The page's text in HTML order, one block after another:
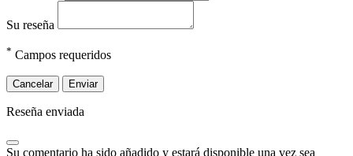
Su reseña
* Campos requeridos
Cancelar Enviar
Reseña enviada
Su comentario ha sido añadido y estará disponible una vez sea